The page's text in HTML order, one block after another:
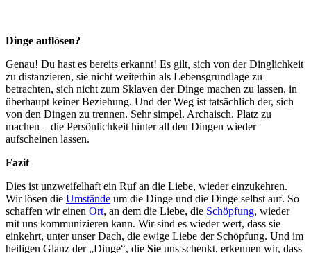
Dinge auflösen?
Genau! Du hast es bereits erkannt! Es gilt, sich von der Dinglichkeit
zu distanzieren, sie nicht weiterhin als Lebensgrundlage zu
betrachten, sich nicht zum Sklaven der Dinge machen zu lassen, in
überhaupt keiner Beziehung. Und der Weg ist tatsächlich der, sich
von den Dingen zu trennen. Sehr simpel. Archaisch. Platz zu
machen – die Persönlichkeit hinter all den Dingen wieder
aufscheinen lassen.
Fazit
Dies ist unzweifelhaft ein Ruf an die Liebe, wieder einzukehren.
Wir lösen die Umstände um die Dinge und die Dinge selbst auf. So
schaffen wir einen Ort, an dem die Liebe, die Schöpfung, wieder
mit uns kommunizieren kann. Wir sind es wieder wert, dass sie
einkehrt, unter unser Dach, die ewige Liebe der Schöpfung. Und im
heiligen Glanz der „Dinge“, die Sie uns schenkt, erkennen wir, dass